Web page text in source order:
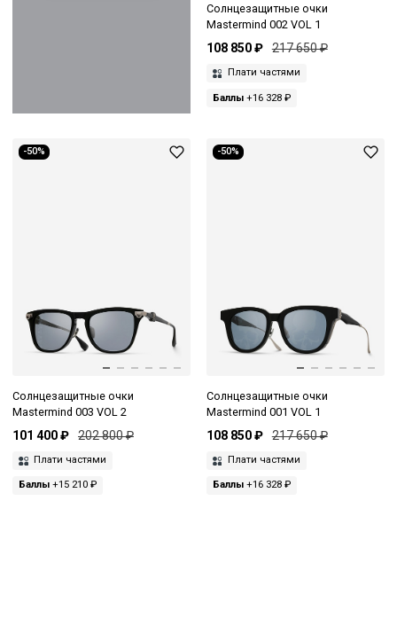
Солнцезащитные очки
Mastermind 002 VOL 1
108 850 ₽ 217 650 ₽
Плати частями
Баллы+16 328 ₽
-50%
Солнцезащитные очки
Mastermind 003 VOL 2
101 400 ₽ 202 800 ₽
Плати частями
Баллы +15 210 ₽
-50%
Солнцезащитные очки
Mastermind 001 VOL 1
108 850 ₽ 217 650 ₽
Плати частями
Баллы+16 328 ₽